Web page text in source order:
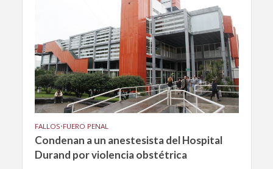
FALLOS•FUERO PENAL
Condenan a un anestesista del Hospital
Durand por violencia obstétrica